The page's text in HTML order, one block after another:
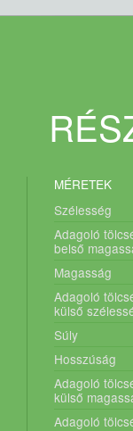
MÉRETEK
Szélesség
Adagoló
belső
Magasság
Adagoló
külső
Súly
Hosszúság
Adagoló
külső
Adagoló